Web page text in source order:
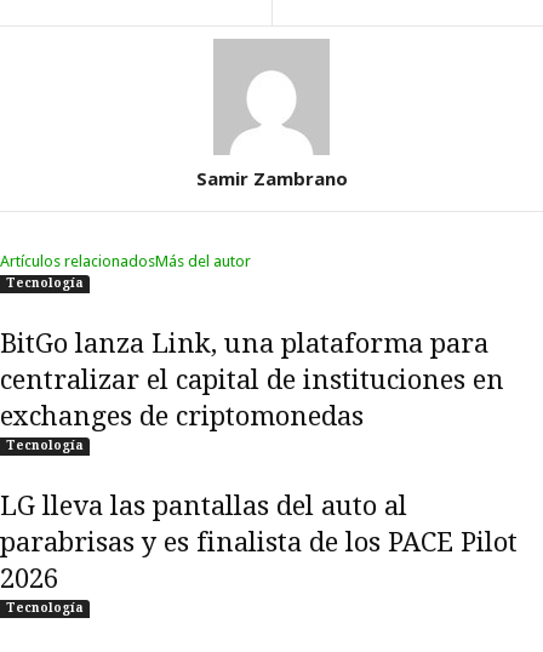
Samir Zambrano
Artículos relacionadosMás del autor
Tecnología
BitGo lanza Link, una plataforma para
centralizar el capital de instituciones en
exchanges de criptomonedas
Tecnología
LG lleva las pantallas del auto al
parabrisas y es finalista de los PACE Pilot
2026
Tecnología